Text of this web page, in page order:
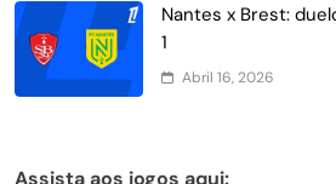
Nantes x Brest:
1
Abril 16, 2026
Assista aos jogos aqui: